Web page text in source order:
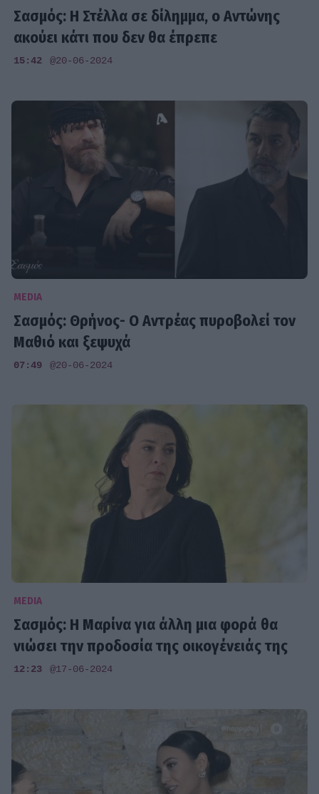
Σασμός: Η Στέλλα σε δίλημμα, ο Αντώνης
ακούει κάτι που δεν θα έπρεπε
15:42 @20-06-2024
MEDIA
Σασμός: Θρήνος- Ο Αντρέας πυροβολεί τον
Μαθιό και ξεψυχά
07:49 @20-06-2024
MEDIA
Σασμός: Η Μαρίνα για άλλη μια φορά θα
νιώσει την προδοσία της οικογένειάς της
12:23 @17-06-2024